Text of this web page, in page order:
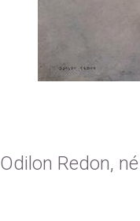
Odilon Redon,